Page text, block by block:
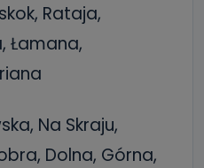
Rataja,
Łamana,
Na Skraju,
Dolna, Górna,